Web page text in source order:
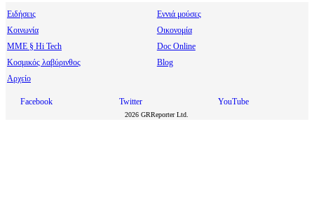
Ειδήσεις
Εννιά μούσες
Κοινωνία
Οικονομία
МΜΕ § Hi Tech
Doc Online
Κοσμικός λαβύρινθος
Blog
Αρχείο
Facebook Twitter YouTube
2026 GRReporter Ltd.